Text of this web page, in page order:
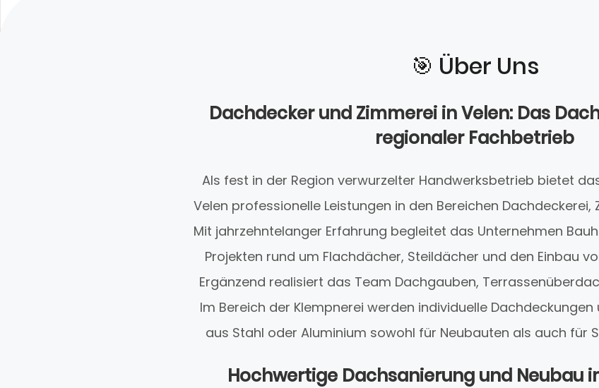
🎯️ Über Uns
Dachdecker und Zimmerei in Velen: Das
regionaler Fachbetrieb
Als fest in der Region verwurzelter Handwerksbetrieb bietet
Velen professionelle Leistungen in den Bereichen Dachdeckerei,
Mit jahrzehntelanger Erfahrung begleitet das Unternehmen
Projekten rund um Flachdächer, Steildächer und den Einbau
Ergänzend realisiert das Team Dachgauben,
Im Bereich der Klempnerei werden individuelle
aus Stahl oder Aluminium sowohl für Neubauten als auch für
Hochwertige Dachsanierung und Neubau